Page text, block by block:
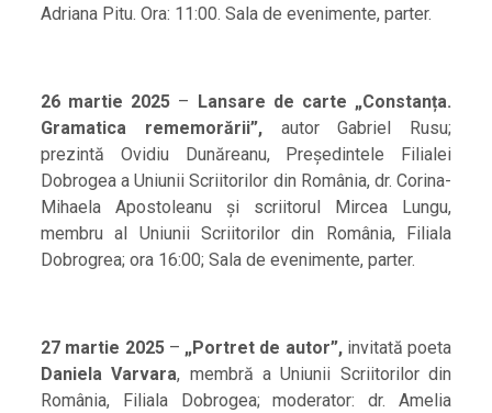
Adriana Pitu. Ora: 11:00. Sala de evenimente, parter.
26 martie 2025 – Lansare de carte „Constanța.
Gramatica rememorării”,autor Gabriel Rusu;
prezintă Ovidiu Dunăreanu, Președintele Filialei
Dobrogea a Uniunii Scriitorilor din România, dr. Corina-
Mihaela Apostoleanu și scriitorul Mircea Lungu,
membru al Uniunii Scriitorilor din România, Filiala
Dobrogrea; ora 16:00; Sala de evenimente, parter.
27 martie 2025– „Portret de autor”, invitată poeta
Daniela Varvara, membră a Uniunii Scriitorilor din
România, Filiala Dobrogea; moderator: dr. Amelia